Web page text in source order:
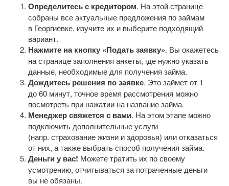
Определитесь с кредитором. На этой странице
собраны все актуальные предложения по займам
в Георгиевке, изучите их и выберите подходящий
вариант.
Нажмите на кнопку «Подать заявку». Вы окажетесь
на странице заполнения анкеты, где нужно указать
данные, необходимые для получения займа.
Дождитесь решения по заявке. Это займет от 1
до 60 минут, точное время рассмотрения можно
посмотреть при нажатии на название займа.
Менеджер свяжется с вами. На этом этапе можно
подключить дополнительные услуги
(напр. страхование жизни и здоровья) или отказаться
от них, а также выбрать способ получения займа.
Деньги у вас! Можете тратить их по своему
усмотрению, отчитываться за потраченные деньги
вы не обязаны.